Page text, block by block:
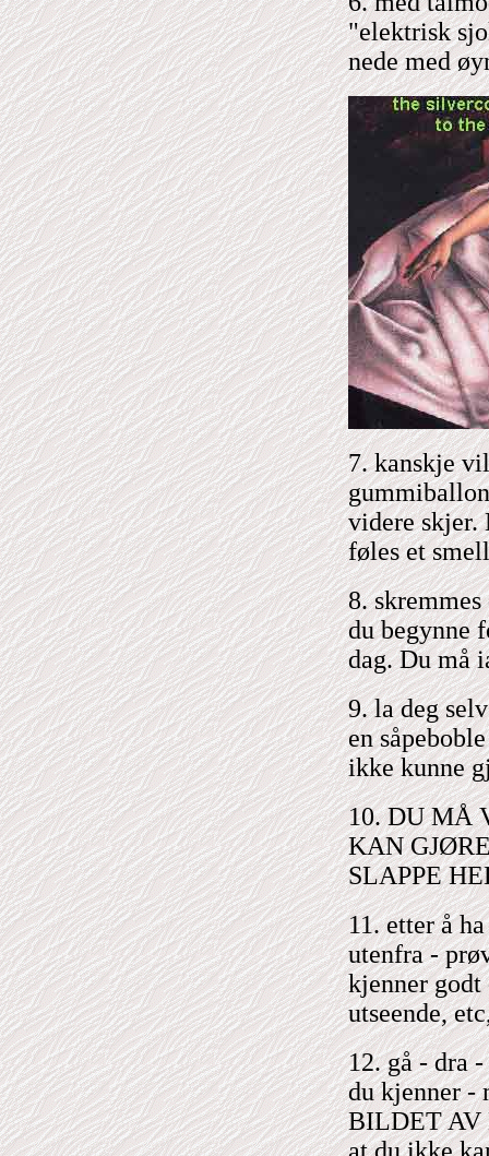
"elektrisk
nede med
7. kanskje
videre skjer.
føles et
8.
du begynne
dag. Du må
9. la deg
en
ikke kunne
10. DU MÅ
KAN
SLAPPE
11. etter å
utenfra -
kjenner godt
utseende,
12. gå - dra
du kjenner -
BILDET AV